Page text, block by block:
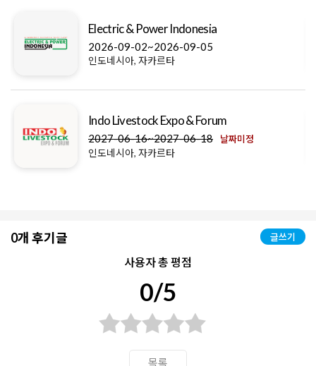
Electric & Power Indonesia
2026-09-02~2026-09-05
인도네시아, 자카르타
Indo Livestock Expo & Forum
2027-06-16~2027-06-18 날짜미정
인도네시아, 자카르타
0개 후기글 글쓰기
사용자 총 평점
0/5
목록